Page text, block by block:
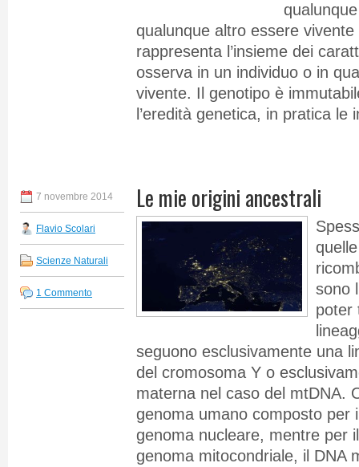
qualunque altro essere
rappresenta l’insieme dei
osserva in un individuo o in
vivente. Il genotipo è
l’eredità genetica, in pratica le
7 novembre 2014
Flavio Scolari
Scienze Naturali
1 Commento
Le mie origini ancestrali
sono
poter
seguono esclusivamente una
del cromosoma Y o
materna nel caso del mtDNA.
genoma umano composto per
genoma nucleare, mentre per
genoma mitocondriale, il DNA